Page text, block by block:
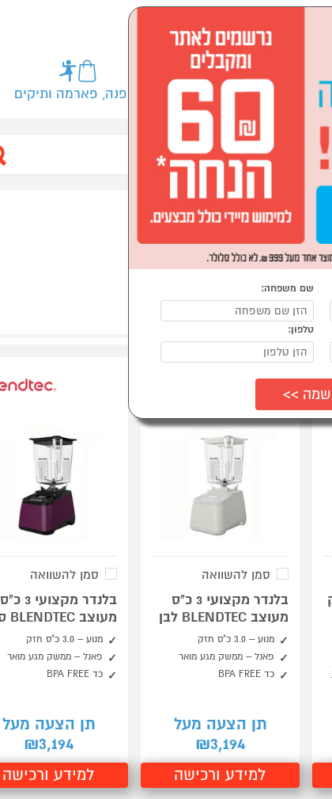
ולגן ספורט, מחנאות וילדים אופנה, פארמה ותיקים
סמן להשוואה
בלנדר מקצועי 3 כ"ס
מעוצב BLENDTEC לבן
מנוע – 3.0 כ"ס חזק
פאנל – ממשק מגע מואר
כד BPA FREE
תן הצעה מעל
₪3,194
למידע ורכישה
סמן להשוואה
בלנדר מקצועי 3 כ"ס
מעוצב BLENDTEC סגול
מנוע – 3.0 כ"ס חזק
פאנל – ממשק מגע מואר
כד BPA FREE
תן הצעה מעל
₪3,194
למידע ורכישה
שם משפחה:
טלפון: